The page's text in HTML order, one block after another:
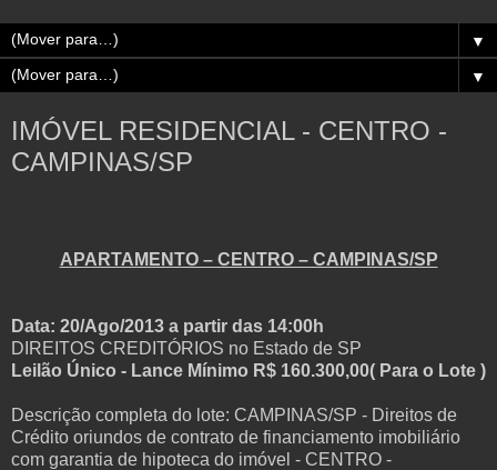
▼
▼
IMÓVEL RESIDENCIAL - CENTRO -
CAMPINAS/SP
APARTAMENTO – CENTRO – CAMPINAS/SP
Data: 20/Ago/2013 a partir das 14:00h
DIREITOS CREDITÓRIOS no Estado de SP
Leilão Único - Lance Mínimo R$ 160.300,00( Para o Lote )
Descrição completa do lote: CAMPINAS/SP - Direitos de
Crédito oriundos de contrato de financiamento imobiliário
com garantia de hipoteca do imóvel - CENTRO -